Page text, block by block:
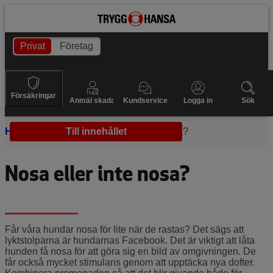
Till innehållet
Privat Företag
Försäkringar
Anmäl skada Kundservice Logga in Sök
Hem Skötsel Nosa eller inte nosa?
Nosa eller inte nosa?
Får våra hundar nosa för lite när de rastas? Det sägs att
lyktstolparna är hundarnas Facebook. Det är viktigt att låta
hunden få nosa för att göra sig en bild av omgivningen. De
får också mycket stimulans genom att upptäcka nya dofter.